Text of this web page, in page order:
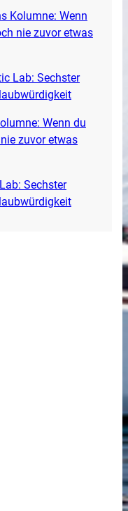
Kolumne: Wenn
nie zuvor etwas
Lab: Sechster
Wenn du
zuvor etwas
Sechster